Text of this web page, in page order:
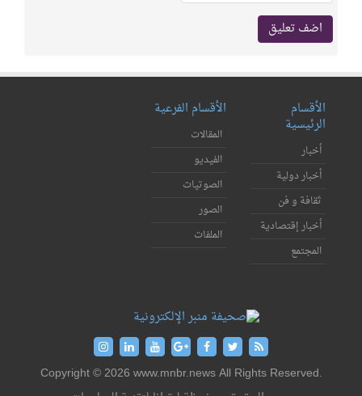
الأقسام
الرئيسية
أخبار
أخبار دولية
ثقافة و فن
أخبار إقتصادية
المجتمع
الأقسام الفرعية
المقالات
الفيديو
الصوتيات
الصور
الملفات
Copyright © 2026 www.mnbr.news All Rights Reserved.